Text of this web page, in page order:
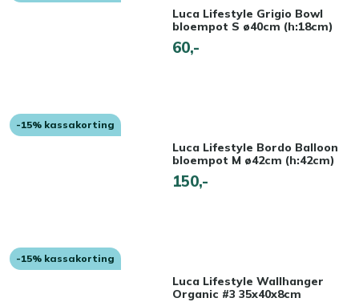
Luca Lifestyle Grigio Bowl
bloempot S ø40cm (h:18cm)
60,-
-15% kassakorting
Luca Lifestyle Bordo Balloon
bloempot M ø42cm (h:42cm)
150,-
-15% kassakorting
Luca Lifestyle Wallhanger
Organic #3 35x40x8cm